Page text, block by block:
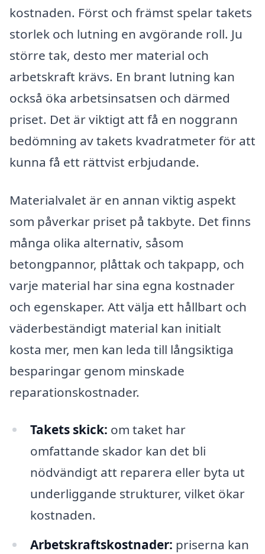
kostnaden. Först och främst spelar takets
storlek och lutning en avgörande roll. Ju
större tak, desto mer material och
arbetskraft krävs. En brant lutning kan
också öka arbetsinsatsen och därmed
priset. Det är viktigt att få en noggrann
bedömning av takets kvadratmeter för att
kunna få ett rättvist erbjudande.
Materialvalet är en annan viktig aspekt
som påverkar priset på takbyte. Det finns
många olika alternativ, såsom
betongpannor, plåttak och takpapp, och
varje material har sina egna kostnader
och egenskaper. Att välja ett hållbart och
väderbeständigt material kan initialt
kosta mer, men kan leda till långsiktiga
besparingar genom minskade
reparationskostnader.
Takets skick: om taket har
omfattande skador kan det bli
nödvändigt att reparera eller byta ut
underliggande strukturer, vilket ökar
kostnaden.
Arbetskraftskostnader: priserna kan